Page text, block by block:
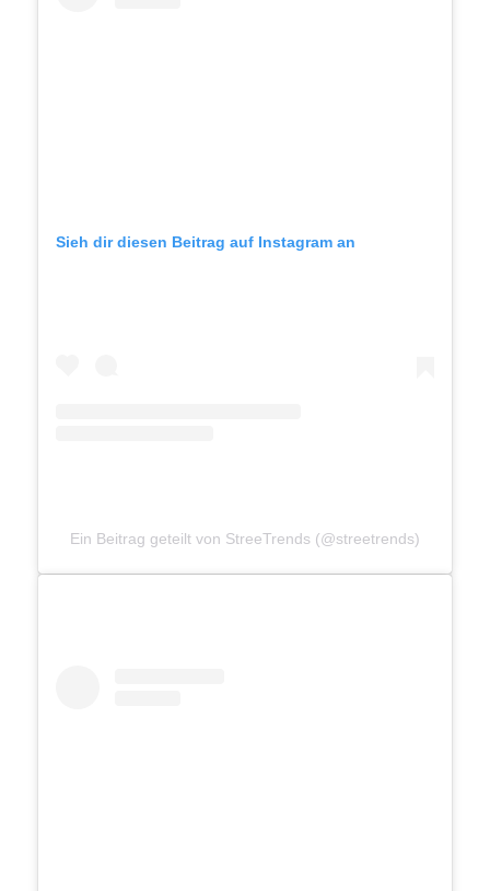
Sieh dir diesen Beitrag auf Instagram an
Ein Beitrag geteilt von StreeTrends (@streetrends)